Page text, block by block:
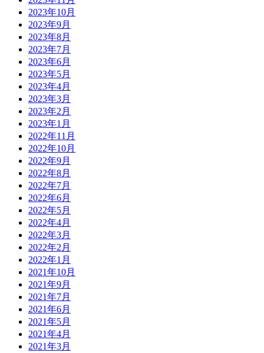
2023年10月
2023年9月
2023年8月
2023年7月
2023年6月
2023年5月
2023年4月
2023年3月
2023年2月
2023年1月
2022年11月
2022年10月
2022年9月
2022年8月
2022年7月
2022年6月
2022年5月
2022年4月
2022年3月
2022年2月
2022年1月
2021年10月
2021年9月
2021年7月
2021年6月
2021年5月
2021年4月
2021年3月